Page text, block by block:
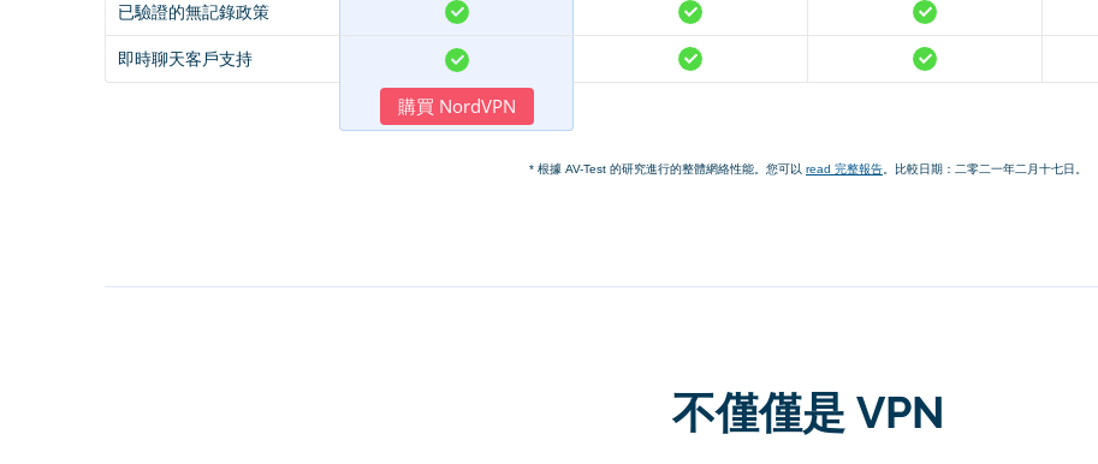
已驗證的無記錄政策
即時聊天客戶支持
購買 NordVPN
* 根據 AV-Test 的研究進行的整體網絡性能。您可以 read 完整報告 。比較日期：二零二一年二月十七日。
不僅僅是 VPN